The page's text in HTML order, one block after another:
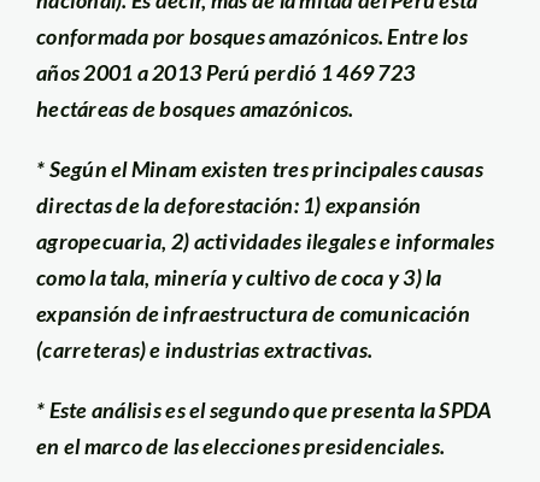
conformada por bosques amazónicos. Entre los
años 2001 a 2013 Perú perdió 1 469 723
hectáreas de bosques amazónicos.
* Según el Minam existen tres principales causas
directas de la deforestación: 1) expansión
agropecuaria, 2) actividades ilegales e informales
como la tala, minería y cultivo de coca y 3) la
expansión de infraestructura de comunicación
(carreteras) e industrias extractivas.
* Este análisis es el segundo que presenta la SPDA
en el marco de las elecciones presidenciales.